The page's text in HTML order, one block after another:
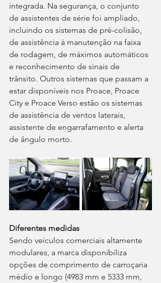
integrada. Na segurança, o conjunto
de assistentes de série foi ampliado,
incluindo os sistemas de pré-colisão,
de assistência à manutenção na faixa
de rodagem, de máximos automáticos
e reconhecimento de sinais de
trânsito. Outros sistemas que passam a
estar disponíveis nos Proace, Proace
City e Proace Verso estão os sistemas
de assistência de ventos laterais,
assistente de engarrafamento e alerta
de ângulo morto.
Diferentes medidas
Sendo veículos comerciais altamente
modulares, a marca disponibiliza
opções de comprimento de carroçaria
médio e longo (4983 mm e 5333 mm,